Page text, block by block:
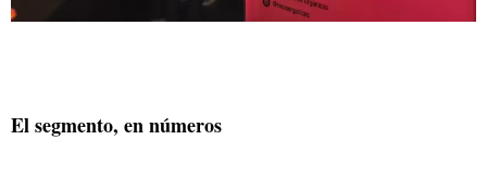
El segmento, en números